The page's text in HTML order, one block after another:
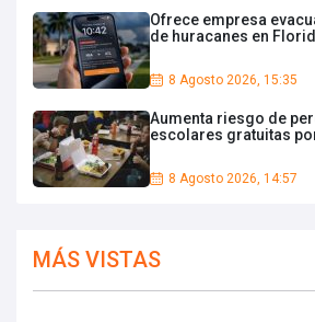
Ofrece empresa
de huracanes en
8 Agosto 2026, 15:35
Aumenta riesgo de
escolares gratuitas
8 Agosto 2026, 14:57
MÁS VISTAS